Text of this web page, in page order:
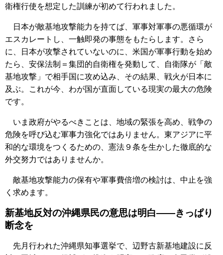
衛権行使を想定した訓練が初めて行われました。
日本が敵基地攻撃能力を持てば、軍事対軍事の悪循環が
エスカレートし、一触即発の事態をもたらします。さら
に、日本が攻撃されていないのに、米国が軍事行動を始め
たら、安保法制＝集団的自衛権を発動して、自衛隊が「敵
基地攻撃」で相手国に攻め込み、その結果、戦火が日本に
及ぶ。これが今、わが国が直面している現実の最大の危険
です。
いま政府がやるべきことは、地域の緊張を高め、戦争の
危険を呼び込む軍事力強化ではありません。東アジアに平
和的な環境をつくるための、憲法９条を生かした徹底的な
外交努力ではありませんか。
敵基地攻撃能力の保有や軍事費倍増の検討は、中止を強
く求めます。
新基地反対の沖縄県民の意思は明白――きっぱり
断念を
先月行われた沖縄県知事選挙で、辺野古新基地建設に反